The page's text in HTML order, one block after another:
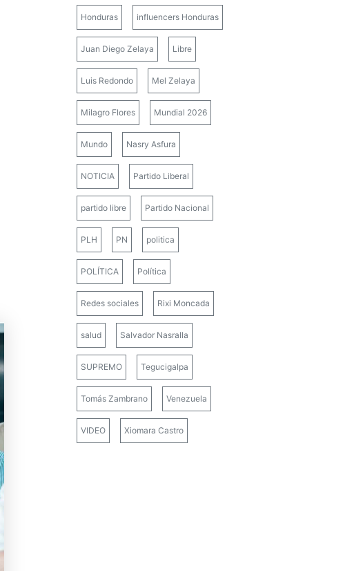
Honduras influencers Honduras
Juan Diego Zelaya Libre
Luis Redondo Mel Zelaya
Milagro Flores Mundial 2026
Mundo Nasry Asfura
NOTICIA Partido Liberal
partido libre Partido Nacional
PLH PN politica
POLÍTICA Política
Redes sociales Rixi Moncada
salud Salvador Nasralla
SUPREMO Tegucigalpa
Tomás Zambrano Venezuela
VIDEO Xiomara Castro